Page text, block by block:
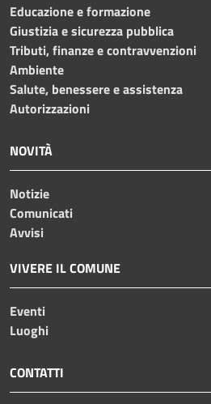
Educazione e formazione
Giustizia e sicurezza pubblica
Tributi, finanze e contravvenzioni
Ambiente
Salute, benessere e assistenza
Autorizzazioni
NOVITÀ
Notizie
Comunicati
Avvisi
VIVERE IL COMUNE
Eventi
Luoghi
CONTATTI